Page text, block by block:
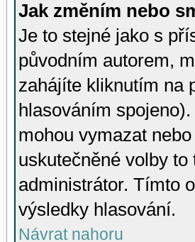
Jak změním nebo
Je to stejné jako s
původním autorem,
zahájíte kliknutím na
hlasováním
mohou vymazat
uskutečněné volby
administrátor. Tímto
výsledky hlasování.
Návrat nahoru